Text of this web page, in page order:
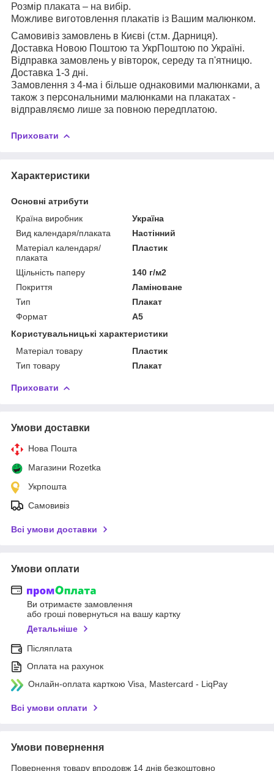
Розмір плаката – на вибір.
Можливе виготовлення плакатів із Вашим малюнком.
Самовивіз замовлень в Києві (ст.м. Дарниця).
Доставка Новою Поштою та УкрПоштою по Україні.
Відправка замовлень у вівторок, середу та п'ятницю.
Доставка 1-3 дні.
Замовлення з 4-ма і більше однаковими малюнками, а
також з персональними малюнками на плакатах -
відправляємо лише за повною передплатою.
Приховати
Характеристики
Основні атрибути
Країна виробник
Україна
Вид календаря/плаката
Настінний
Матеріал календаря/
плаката
Пластик
Щільність паперу
140 г/м2
Покриття
Ламіноване
Тип
Плакат
Формат
A5
Користувальницькі характеристики
Матеріал товару
Пластик
Тип товару
Плакат
Приховати
Умови доставки
Нова Пошта
Магазини Rozetka
Укрпошта
Самовивіз
Всі умови доставки
Умови оплати
Ви отримаєте замовлення
або гроші повернуться на вашу картку
Детальніше
Післяплата
Оплата на рахунок
Онлайн-оплата карткою Visa, Mastercard - LiqPay
Всі умови оплати
Умови повернення
Повернення товару впродовж 14 днів безкоштовно